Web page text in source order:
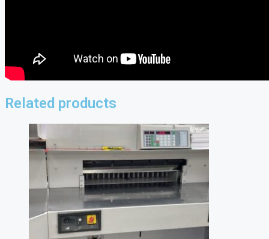
Related products